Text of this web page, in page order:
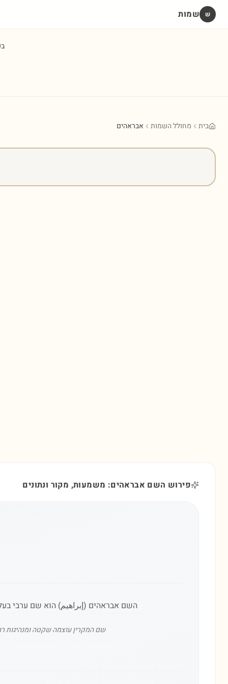
שׁ שמות
בית מחולל השמות אבראהים
פירוש השם אבראהים: משמעות, מקור ונתונים
השם אבראהים (إبراهيم) הוא שם ערבי
שם המקרין עוצמה שקטה ומנהיגות